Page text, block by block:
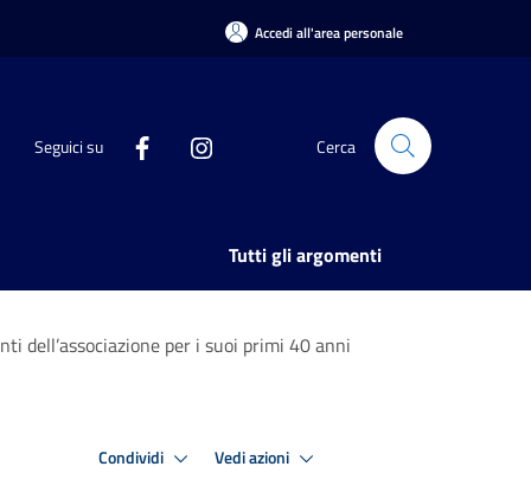
Accedi all'area personale
Seguici su Cerca
Tutti gli argomenti
dell’associazione per i suoi primi 40 anni
Condividi Vedi azioni